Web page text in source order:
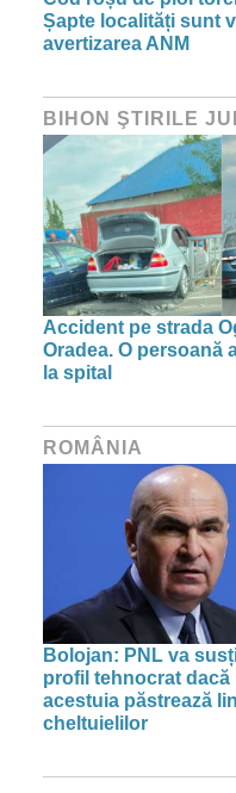
Șapte localități sunt
avertizarea ANM
BIHON ŞTIRILE
Accident pe strada
Oradea. O persoană
la spital
ROMÂNIA
Bolojan: PNL va
profil tehnocrat dacă
acestuia păstrează
cheltuielilor